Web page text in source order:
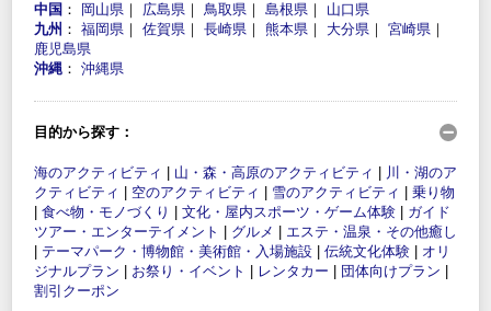
中国 ： 岡山県 ｜ 広島県 ｜ 鳥取県 ｜ 島根県 ｜ 山口県
九州 ： 福岡県 ｜ 佐賀県 ｜ 長崎県 ｜ 熊本県 ｜ 大分県 ｜ 宮崎県 ｜
鹿児島県
沖縄 ： 沖縄県
目的から探す：
海のアクティビティ 山・森・高原のアクティビティ
川・湖のア
クティビティ
空のアクティビティ 雪のアクティビティ
乗り物
食べ物・モノづくり 文化・屋内スポーツ・ゲーム体験
ガイド
ツアー・エンターテイメント
グルメ
エステ・温泉・その他癒し
テーマパーク・博物館・美術館・入場施設 伝統文化体験
オリ
ジナルプラン
お祭り・イベント レンタカー 団体向けプラン
割引クーポン